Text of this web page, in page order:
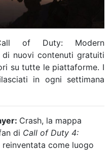
of Duty: Modern
di nuovi contenuti gratuiti
su tutte le piattaforme. I
in ogni settimana
Crash, la mappa
di Call of Duty 4:
reinventata come luogo